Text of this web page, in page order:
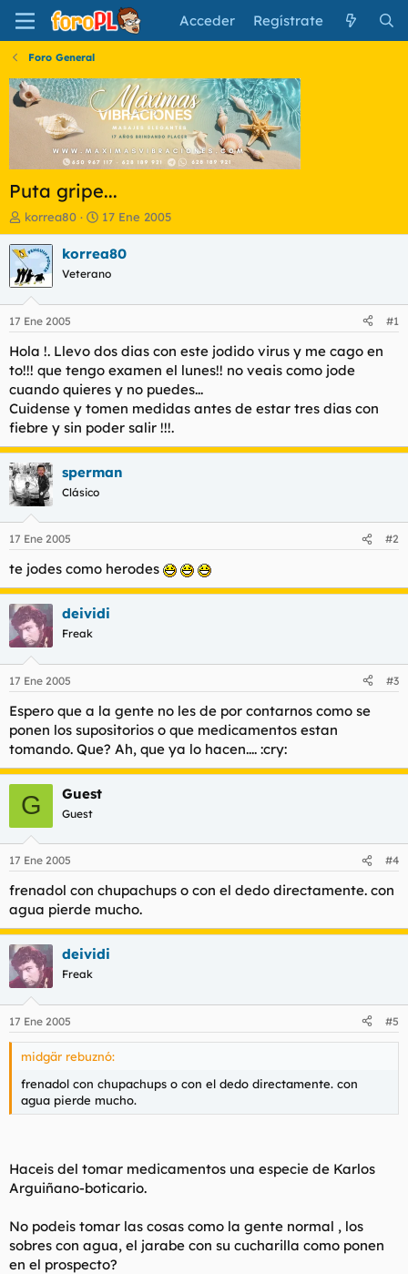
Acceder Regístrate
Foro General
Puta gripe...
I
n
i
c
i
a
d
o
r
d
e
l
t
e
m
a
korrea80
F
e
c
a
i
n
c
i
o
17 Ene 2005
korrea80
Veterano
17 Ene 2005 #1
Hola !. Llevo dos dias con este jodido virus y me cago en
to!!! que tengo examen el lunes!! no veais como jode
cuando quieres y no puedes...
Cuidense y tomen medidas antes de estar tres dias con
fiebre y sin poder salir !!!.
sperman
Clásico
17 Ene 2005 #2
te jodes como herodes
deividi
Freak
17 Ene 2005 #3
Espero que a la gente no les de por contarnos como se
ponen los supositorios o que medicamentos estan
tomando. Que? Ah, que ya lo hacen.... :cry:
G Guest
Guest
17 Ene 2005 #4
frenadol con chupachups o con el dedo directamente. con
agua pierde mucho.
deividi
Freak
17 Ene 2005 #5
midgär rebuznó:
frenadol con chupachups o con el dedo directamente. con
agua pierde mucho.
Haceis del tomar medicamentos una especie de Karlos
Arguiñano-boticario.
No podeis tomar las cosas como la gente normal , los
sobres con agua, el jarabe con su cucharilla como ponen
en el prospecto?